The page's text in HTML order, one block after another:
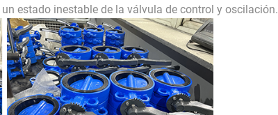
estado inestable de la válvula de control y oscilación.